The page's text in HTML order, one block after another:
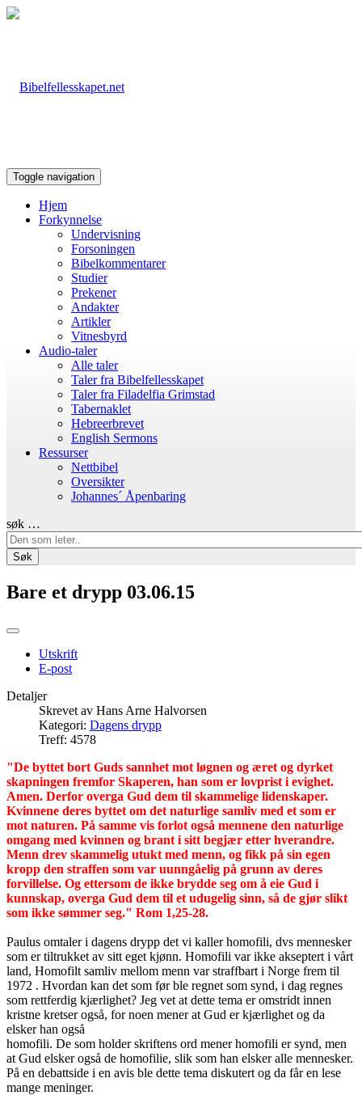
Toggle navigation
Hjem
Forkynnelse
Undervisning
Forsoningen
Bibelkommentarer
Studier
Prekener
Andakter
Artikler
Vitnesbyrd
Audio-taler
Alle taler
Taler fra Bibelfellesskapet
Taler fra Filadelfia Grimstad
Tabernaklet
Hebreerbrevet
English Sermons
Ressurser
Nettbibel
Oversikter
Johannes´ Åpenbaring
søk …
Søk
Bare et drypp 03.06.15
Utskrift
E-post
Detaljer
Skrevet av Hans Arne Halvorsen
Kategori: Dagens drypp
Treff: 4578
"De byttet bort Guds sannhet mot løgnen og æret og dyrket
skapningen fremfor Skaperen, han som er lovprist i evighet.
Amen. Derfor overga Gud dem til skammelige lidenskaper.
Kvinnene deres byttet om det naturlige samliv med et som er
mot naturen. På samme vis forlot også mennene den naturlige
omgang med kvinnen og brant i sitt begjær etter hverandre.
Menn drev skammelig utukt med menn, og fikk på sin egen
kropp den straffen som var uunngåelig på grunn av deres
forvillelse. Og ettersom de ikke brydde seg om å eie Gud i
kunnskap, overga Gud dem til et udugelig sinn, så de gjør slikt
som ikke sømmer seg." Rom 1,25-28.
Paulus omtaler i dagens drypp det vi kaller homofili, dvs mennesker
som er tiltrukket av sitt eget kjønn. Homofili var ikke akseptert i vårt
land, Homofilt samliv mellom menn var straffbart i Norge frem til
1972 . Hvordan kan det som før ble regnet som synd, i dag regnes
som rettferdig kjærlighet? Jeg vet at dette tema er omstridt innen
kristne kretser også, for noen mener at Gud er kjærlighet og da
elsker han også
homofili. De som holder skriftens ord mener homofili er synd, men
at Gud elsker også de homofilie, slik som han elsker alle mennesker.
På en debattside i en avis ble dette tema diskutert og da får en lese
mange meninger.